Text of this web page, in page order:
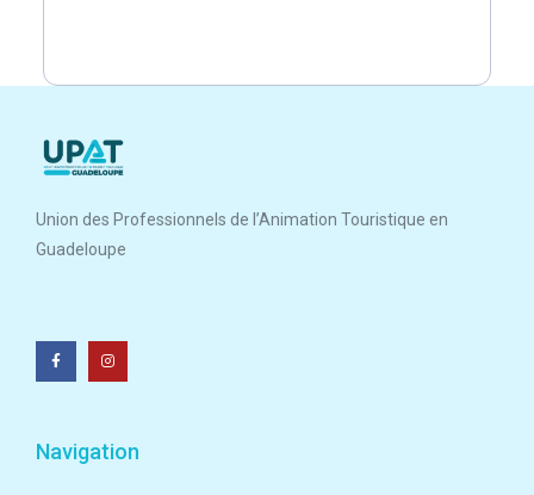
Union des Professionnels de l’Animation Touristique en
Guadeloupe
Navigation